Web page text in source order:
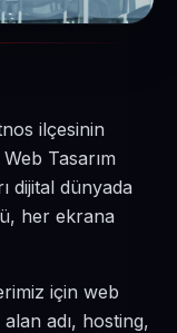
ilçesinin
Tasarım
dijital dünyada
her ekrana
için web
adı, hosting,